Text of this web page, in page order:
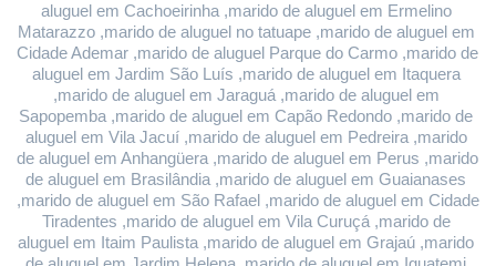
aluguel em Cachoeirinha ,marido de aluguel em Ermelino
Matarazzo ,marido de aluguel no tatuape ,marido de aluguel em
Cidade Ademar ,marido de aluguel Parque do Carmo ,marido de
aluguel em Jardim São Luís ,marido de aluguel em Itaquera
,marido de aluguel em Jaraguá ,marido de aluguel em
Sapopemba ,marido de aluguel em Capão Redondo ,marido de
aluguel em Vila Jacuí ,marido de aluguel em Pedreira ,marido
de aluguel em Anhangüera ,marido de aluguel em Perus ,marido
de aluguel em Brasilândia ,marido de aluguel em Guaianases
,marido de aluguel em São Rafael ,marido de aluguel em Cidade
Tiradentes ,marido de aluguel em Vila Curuçá ,marido de
aluguel em Itaim Paulista ,marido de aluguel em Grajaú ,marido